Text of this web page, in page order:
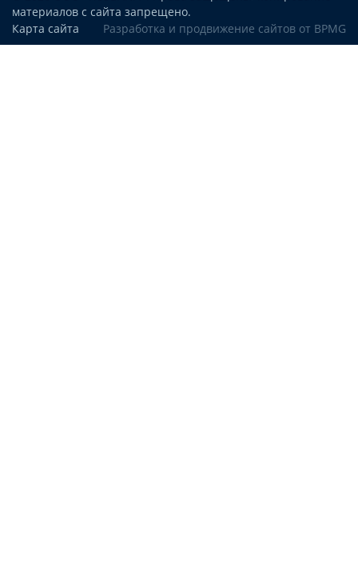
материалов с сайта запрещено.
Карта сайта
Разработка и продвижение сайтов от BPMG